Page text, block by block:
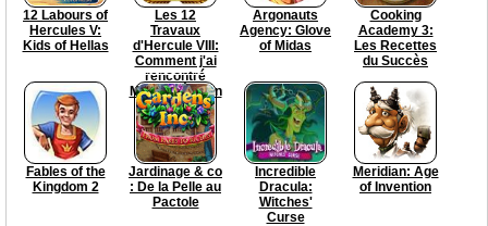
12 Labours of
Hercules V:
Kids of Hellas
Les 12
Travaux
d'Hercule VIII:
Comment j'ai
rencontré
Mégara Édition
Collector
Argonauts
Agency: Glove
of Midas
Cooking
Academy 3:
Les Recettes
du Succès
Fables of the
Kingdom 2
Jardinage & co
: De la Pelle au
Pactole
Incredible
Dracula:
Witches'
Curse
Meridian: Age
of Invention